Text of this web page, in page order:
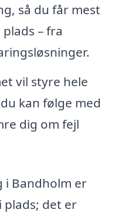
så du får mest
– fra
vil styre hele
kan følge med
dig om fejl
i Bandholm er
plads; det er